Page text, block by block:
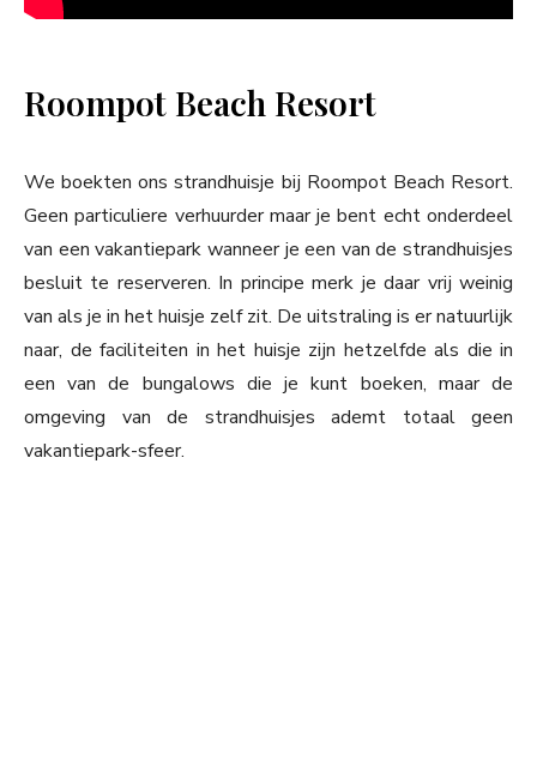
Roompot Beach Resort
We boekten ons strandhuisje bij Roompot Beach Resort.
Geen particuliere verhuurder maar je bent echt onderdeel
van een vakantiepark wanneer je een van de strandhuisjes
besluit te reserveren. In principe merk je daar vrij weinig
van als je in het huisje zelf zit. De uitstraling is er natuurlijk
naar, de faciliteiten in het huisje zijn hetzelfde als die in
een van de bungalows die je kunt boeken, maar de
omgeving van de strandhuisjes ademt totaal geen
vakantiepark-sfeer.